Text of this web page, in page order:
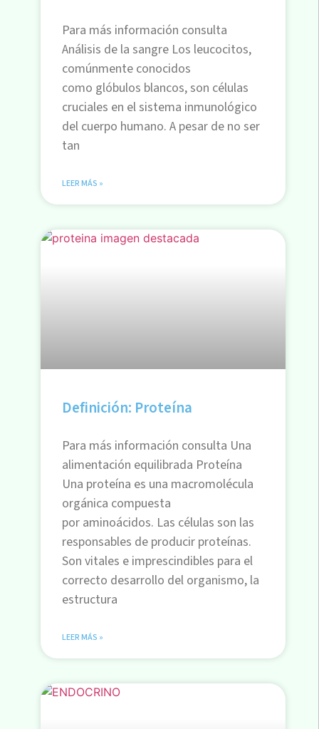
Para más información consulta
Análisis de la sangre Los leucocitos,
comúnmente conocidos
como glóbulos blancos, son células
cruciales en el sistema inmunológico
del cuerpo humano. A pesar de no ser
tan
LEER MÁS »
Definición: Proteína
Para más información consulta Una
alimentación equilibrada Proteína
Una proteína es una macromolécula
orgánica compuesta
por aminoácidos. Las células son las
responsables de producir proteínas.
Son vitales e imprescindibles para el
correcto desarrollo del organismo, la
estructura
LEER MÁS »